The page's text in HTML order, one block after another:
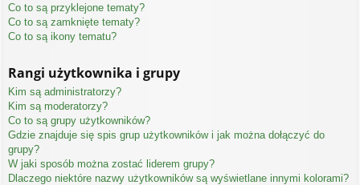
Co to są przyklejone tematy?
Co to są zamknięte tematy?
Co to są ikony tematu?
Rangi użytkownika i grupy
Kim są administratorzy?
Kim są moderatorzy?
Co to są grupy użytkowników?
Gdzie znajduje się spis grup użytkowników i jak można dołączyć do
grupy?
W jaki sposób można zostać liderem grupy?
Dlaczego niektóre nazwy użytkowników są wyświetlane innymi kolorami?